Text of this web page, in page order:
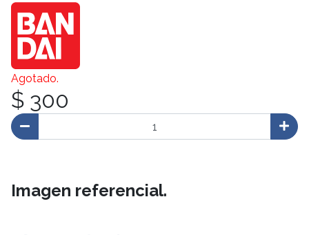
Agotado.
$ 300
Imagen referencial.